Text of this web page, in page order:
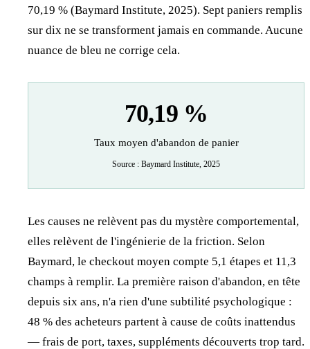
70,19 % (Baymard Institute, 2025). Sept paniers remplis
sur dix ne se transforment jamais en commande. Aucune
nuance de bleu ne corrige cela.
70,19 %
Taux moyen d'abandon de panier
Source : Baymard Institute, 2025
Les causes ne relèvent pas du mystère comportemental,
elles relèvent de l'ingénierie de la friction. Selon
Baymard, le checkout moyen compte 5,1 étapes et 11,3
champs à remplir. La première raison d'abandon, en tête
depuis six ans, n'a rien d'une subtilité psychologique :
48 % des acheteurs partent à cause de coûts inattendus
— frais de port, taxes, suppléments découverts trop tard.